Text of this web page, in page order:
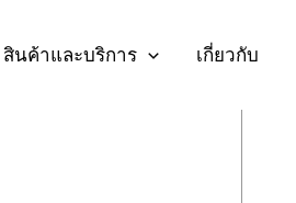
สินค้าและบริการ เกี่ยวกับ